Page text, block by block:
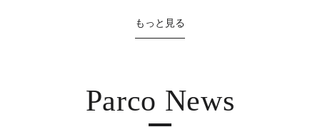
もっと見る
Parco News